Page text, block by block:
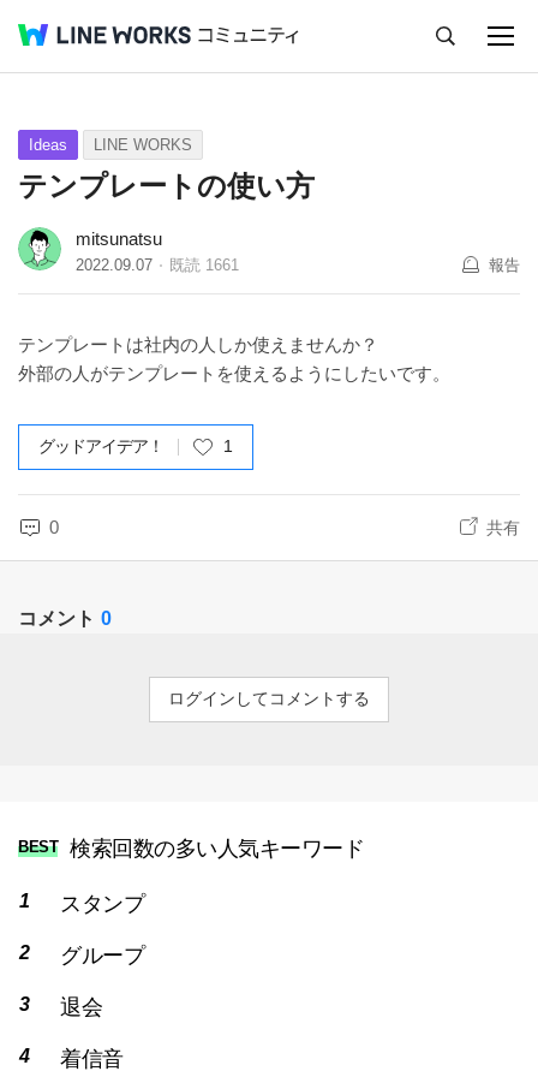
Q&A Tips Ideas
Ideas LINE WORKS
テンプレートの使い方
mitsunatsu
2022.09.07 既読 1661 報告
テンプレートは社内の人しか使えませんか？
外部の人がテンプレートを使えるようにしたいです。
グッドアイデア！ 1
0 共有
コメント 0
ログインしてコメントする
BEST 検索回数の多い人気キーワード
スタンプ
グループ
退会
着信音